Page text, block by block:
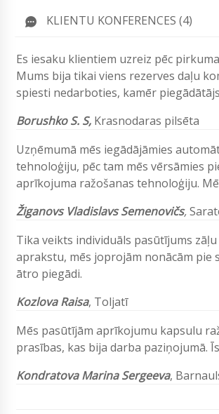
KLIENTU KONFERENCES (4)
Es iesaku klientiem uzreiz pēc
Mums bija tikai viens rezerves daļu
spiesti nedarboties, kamēr
Borushko S. S, Krasnodaras pilsēta
Uzņēmumā mēs iegādājāmies
tehnoloģiju, pēc tam mēs vērsāmies
aprīkojuma ražošanas tehnoloģiju.
Žiganovs Vladislavs Semenovičs,
Tika veikts individuāls pasūtījums
aprakstu, mēs joprojām nonācām pie
ātro piegādi.
Kozlova Raisa, Toljatī
Mēs pasūtījām aprīkojumu kapsulu
prasības, kas bija darba paziņojumā.
Kondratova Marina Sergeeva,